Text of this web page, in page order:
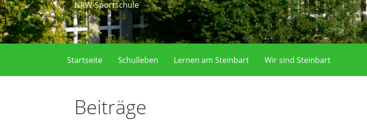
NRW-Sportschule
Startseite Schulleben Lernen am Steinbart Wir sind Steinbart
Beiträge